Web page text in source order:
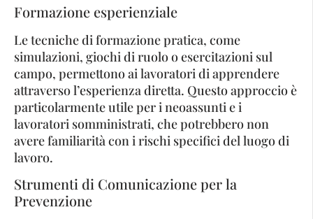
Formazione esperienziale
Le tecniche di formazione pratica, come
simulazioni, giochi di ruolo o esercitazioni sul
campo, permettono ai lavoratori di apprendere
attraverso l’esperienza diretta. Questo approccio è
particolarmente utile per i neoassunti e i
lavoratori somministrati, che potrebbero non
avere familiarità con i rischi specifici del luogo di
lavoro.
Strumenti di Comunicazione per la
Prevenzione